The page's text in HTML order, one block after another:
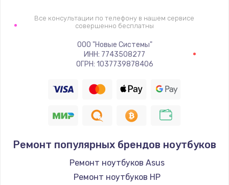
Все консультации по телефону в нашем сервисе
совершенно бесплатны
ООО "Новые Системы"
ИНН: 7743508277
ОГРН: 1037739878406
Ремонт популярных брендов ноутбуков
Ремонт ноутбуков Asus
Ремонт ноутбуков HP